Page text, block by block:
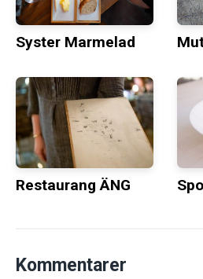
Syster Marmelad
Restaurang ÄNG
Kommentarer